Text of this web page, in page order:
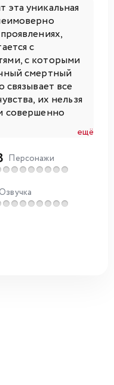
уникальная
с
с которыми
смертный
связывает все
их нельзя
совершенно
ещё
Персонажи
Озвучка